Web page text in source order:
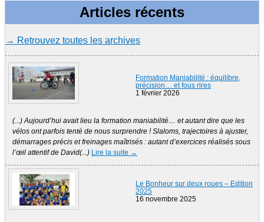
Articles récents
→ Retrouvez toutes les archives
Formation Maniabilité : équilibre,
précision… et fous rires
1 février 2026
(...) Aujourd’hui avait lieu la formation maniabilité… et autant dire que les
vélos ont parfois tenté de nous surprendre ! Slaloms, trajectoires à ajuster,
démarrages précis et freinages maîtrisés : autant d’exercices réalisés sous
l’œil attentif de David(...) Lire la suite →
Le Bonheur sur deux roues – Edition
2025
16 novembre 2025